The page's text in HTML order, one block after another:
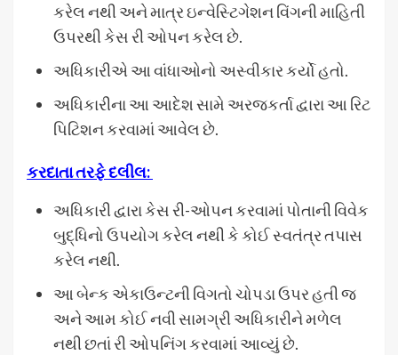
કરેલ નથી અને માત્ર ઇન્વેસ્ટિગેશન વિંગની માહિતી
ઉપરથી કેસ રી ઓપન કરેલ છે.
અધિકારીએ આ વાંધાઓનો અસ્વીકાર કર્યો હતો.
અધિકારીના આ આદેશ સામે અરજ્કર્તા દ્વારા આ રિટ
પિટિશન કરવામાં આવેલ છે.
કરદાતા તરફે દલીલ:
અધિકારી દ્વારા કેસ રી-ઓપન કરવામાં પોતાની વિવેક
બુદ્ધિનો ઉપયોગ કરેલ નથી કે કોઈ સ્વતંત્ર તપાસ
કરેલ નથી.
આ બેન્ક એકાઉન્ટની વિગતો ચોપડા ઉપર હતી જ
અને આમ કોઈ નવી સામગ્રી અધિકારીને મળેલ
નથી છતાં રી ઓપનિંગ કરવામાં આવ્યું છે.